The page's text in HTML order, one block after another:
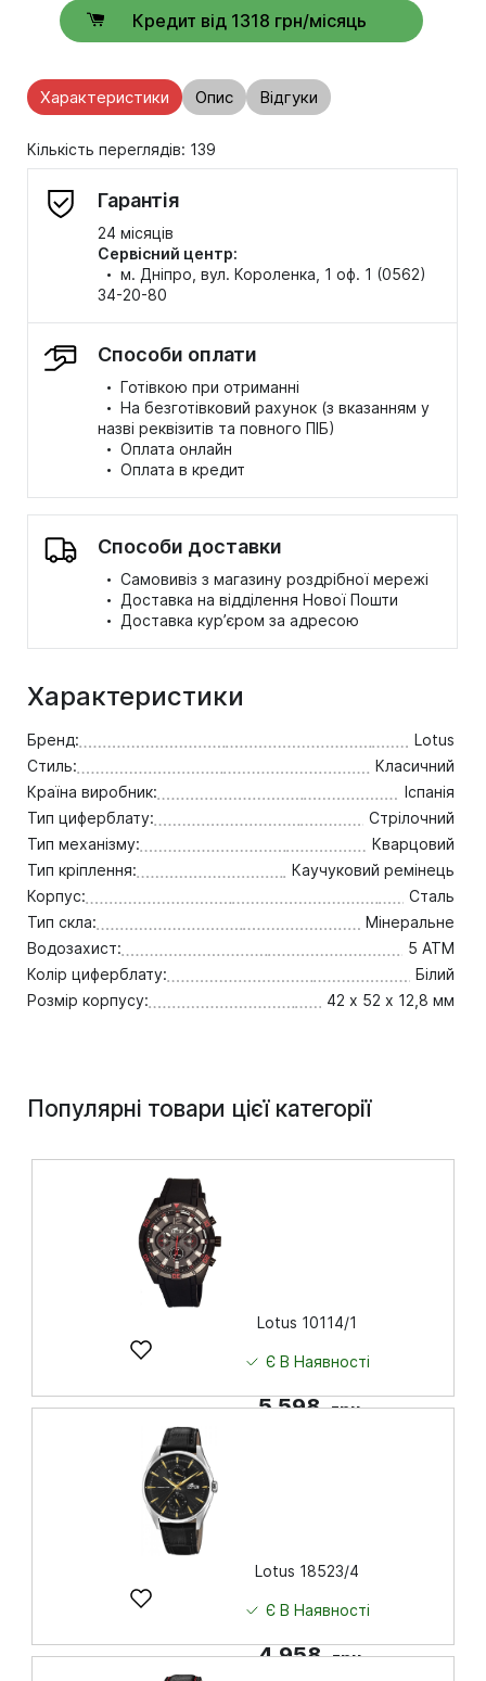
Кредит від 1318 грн/місяць
Характеристики Опис Відгуки
Кількість переглядів: 139
Гарантія
24 місяців
Сервісний центр:
· м. Дніпро, вул. Короленка, 1 оф. 1 (0562)
34-20-80
Способи оплати
· Готівкою при отриманні
· На безготівковий рахунок (з вказанням у
назві реквізитів та повного ПІБ)
· Оплата онлайн
· Оплата в кредит
Способи доставки
· Самовивіз з магазину роздрібної мережі
· Доставка на відділення Нової Пошти
· Доставка кур’єром за адресою
Характеристики
Бренд:
Lotus
Стиль:
Класичний
Країна виробник:
Іспанія
Тип циферблату:
Стрілочний
Тип механізму:
Кварцовий
Тип кріплення:
Каучуковий ремінець
Корпус:
Сталь
Тип скла:
Мінеральне
Водозахист:
5 ATM
Колір циферблату:
Білий
Розмір корпусу:
42 х 52 х 12,8 мм
Популярні товари цієї категорії
Lotus 10114/1
Є В Наявності
5 598 грн
Lotus 18523/4
Є В Наявності
4 958 грн